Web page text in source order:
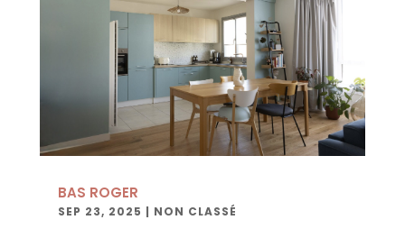
BAS ROGER
SEP 23, 2025 | NON CLASSÉ